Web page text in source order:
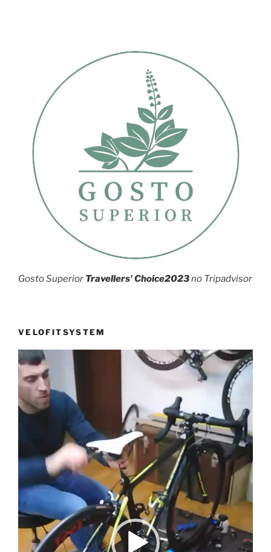
Gosto Superior Travellers' Choice2023no Tripadvisor
VELOFITSYSTEM
Reprodutor
de
vídeo